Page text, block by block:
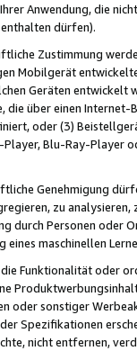
Anwendung, die
dürfen).
Zustimmung
Mobilgerät
Geräten
über einen
oder (3)
Blu-Ray-Player
Genehmigung
zu
durch Personen
maschinellen
Funktionalität oder
oder sonstiger
Spezifikationen
nicht entfernen,